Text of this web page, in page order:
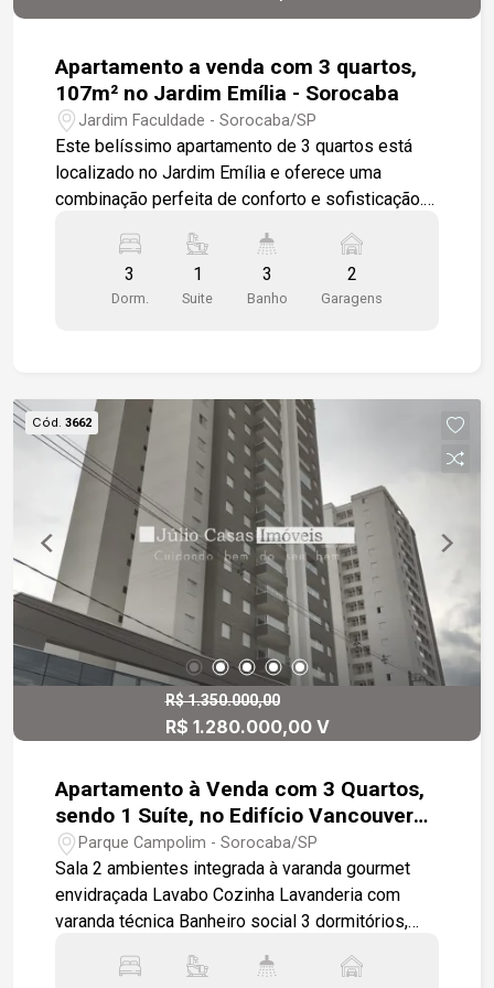
Apartamento a venda com 3 quartos,
107m² no Jardim Emília - Sorocaba
Jardim Faculdade - Sorocaba/SP
Este belíssimo apartamento de 3 quartos está
localizado no Jardim Emília e oferece uma
combinação perfeita de conforto e sofisticação.
ambientes, totalmente integrada à cozinha e à
área gourmet, além de um elegante lavabo. São 3
dormitórios, sendo 1 suíte, todos com piso
nos quartos para seu máximo conforto. Inclui
também 2 vagas de garagem cobertas e
proporciona uma linda vista panorâmica. O
condomínio dispõe de um clube completo para
toda a família, com piscina adulta e infantil com
prainha, salão de festas, academia, bicicletário,
espaço mulher, espaço pet e um paisagismo
deslumbrante. Sua localização é privilegiada, com
uma ampla variedade de comércios e fácil
acesso às principais avenidas da cidade.
Gostaria de agendar uma visita?
3
Dorm.
1
Suite
3
Banho
2
Garagens
Cód. 3662
R$ 1.350.000,00
R$ 1.280.000,00 V
Apartamento à Venda com 3 Quartos,
sendo 1 Suíte, no Edifício Vancouver
Homes - Sorocaba/SP
Parque Campolim - Sorocaba/SP
Sala 2 ambientes integrada à varanda gourmet
envidraçada Lavabo Cozinha Lavanderia com
varanda técnica Banheiro social 3 dormitórios,
cobertas Diferenciais: Ambientes amplos e